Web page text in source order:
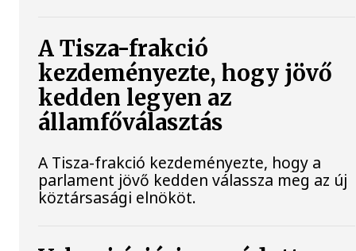
A Tisza-frakció
kezdeményezte, hogy jövő
kedden legyen az
államfőválasztás
A Tisza-frakció kezdeményezte, hogy a
parlament jövő kedden válassza meg az új
köztársasági elnököt.